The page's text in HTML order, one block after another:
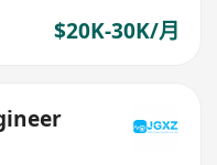
$20K-30K/月